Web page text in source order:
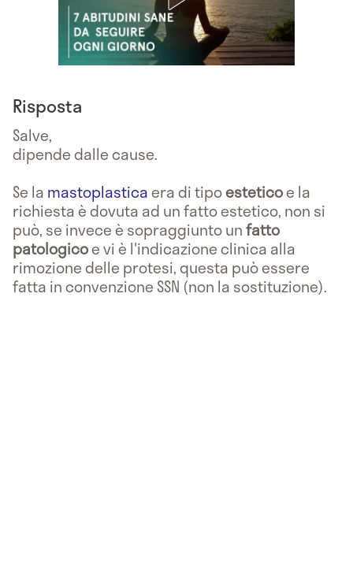
Risposta
Salve,
dipende dalle cause.
Se la mastoplasticaera di tipoesteticoe la
richiesta è dovuta ad un fatto estetico, non si
può, se invece è sopraggiunto unfatto
patologicoe vi è l'indicazione clinica alla
rimozione delle protesi, questa può essere
fatta in convenzione SSN (non la sostituzione).